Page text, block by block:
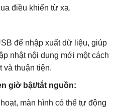
điều khiển từ xa.
để nhập xuất dữ liệu, giúp
nhật nội dung mới một cách
và thuận tiện.
giờ bật/tắt nguồn:
màn hình có thể tự động